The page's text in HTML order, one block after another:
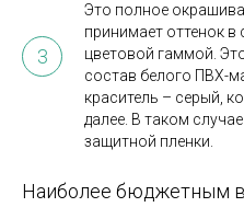
Это полное
принимает оттенок
цветовой гаммой.
состав белого ПВХ-
краситель – серый,
далее. В таком
защитной пленки.
Наиболее бюджетным